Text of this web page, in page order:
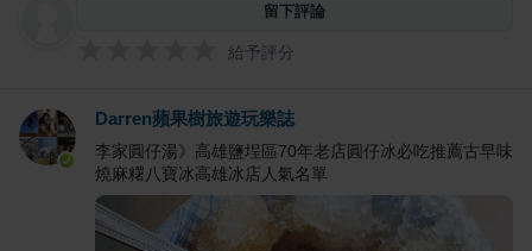
留下評論
給予評分
Darren蘋果樹旅遊玩樂誌
李家圓仔湯》高雄鹽埕區70年老店圓仔冰必吃推薦古早味
燒麻糬八寶冰高雄冰店人氣名單